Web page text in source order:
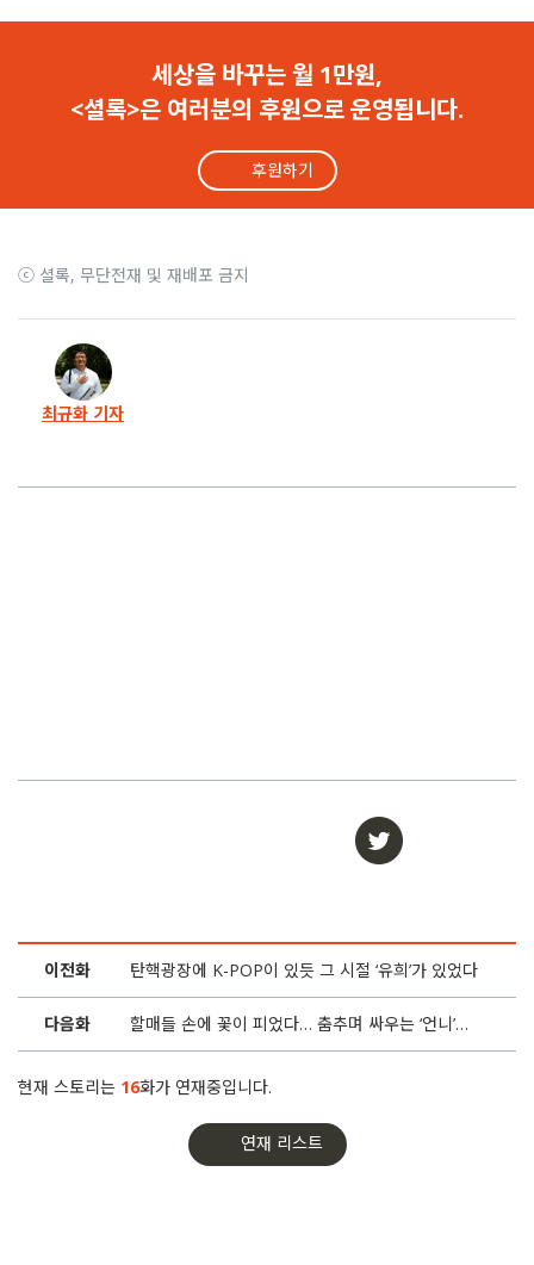
“마이크 잡고 이리 뛰고 저리 뛰고! ‘부평스타’였지”
깡패도 대통령도 맞짱… 그녀의 ‘깡’은 전설이 됐다
2화
1화
세상을 바꾸는 월 1만원,
<셜록>은 여러분의 후원으로 운영됩니다.
후원하기
ⓒ 셜록, 무단전재 및 재배포 금지
최규화 기자
이전화 탄핵광장에 K-POP이 있듯 그 시절 ‘유희’가 있었다
다음화 할매들 손에 꽃이 피었다… 춤추며 싸우는 ‘언니’의 힘
현재 스토리는 16화가 연재중입니다.
연재 리스트